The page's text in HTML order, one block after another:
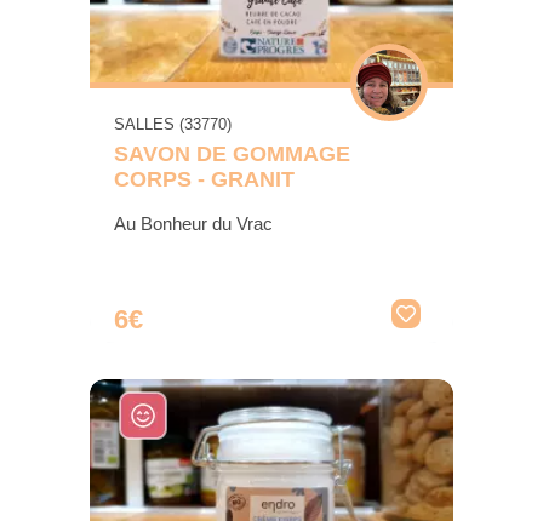
SALLES (33770)
SAVON DE GOMMAGE
CORPS - GRANIT
Au Bonheur du Vrac
6€